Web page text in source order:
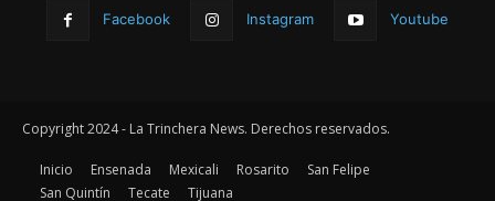
Facebook Instagram Youtube
Copyright 2024 - La Trinchera News. Derechos reservados.
Inicio Ensenada Mexicali Rosarito
San Felipe
San Quintín
Tecate Tijuana